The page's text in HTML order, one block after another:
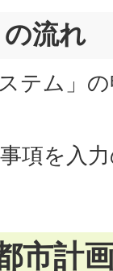
流れ
テム」
項を入
市計